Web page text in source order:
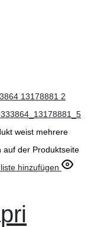
weist mehrere
auf der Produktseite
hinzufügen